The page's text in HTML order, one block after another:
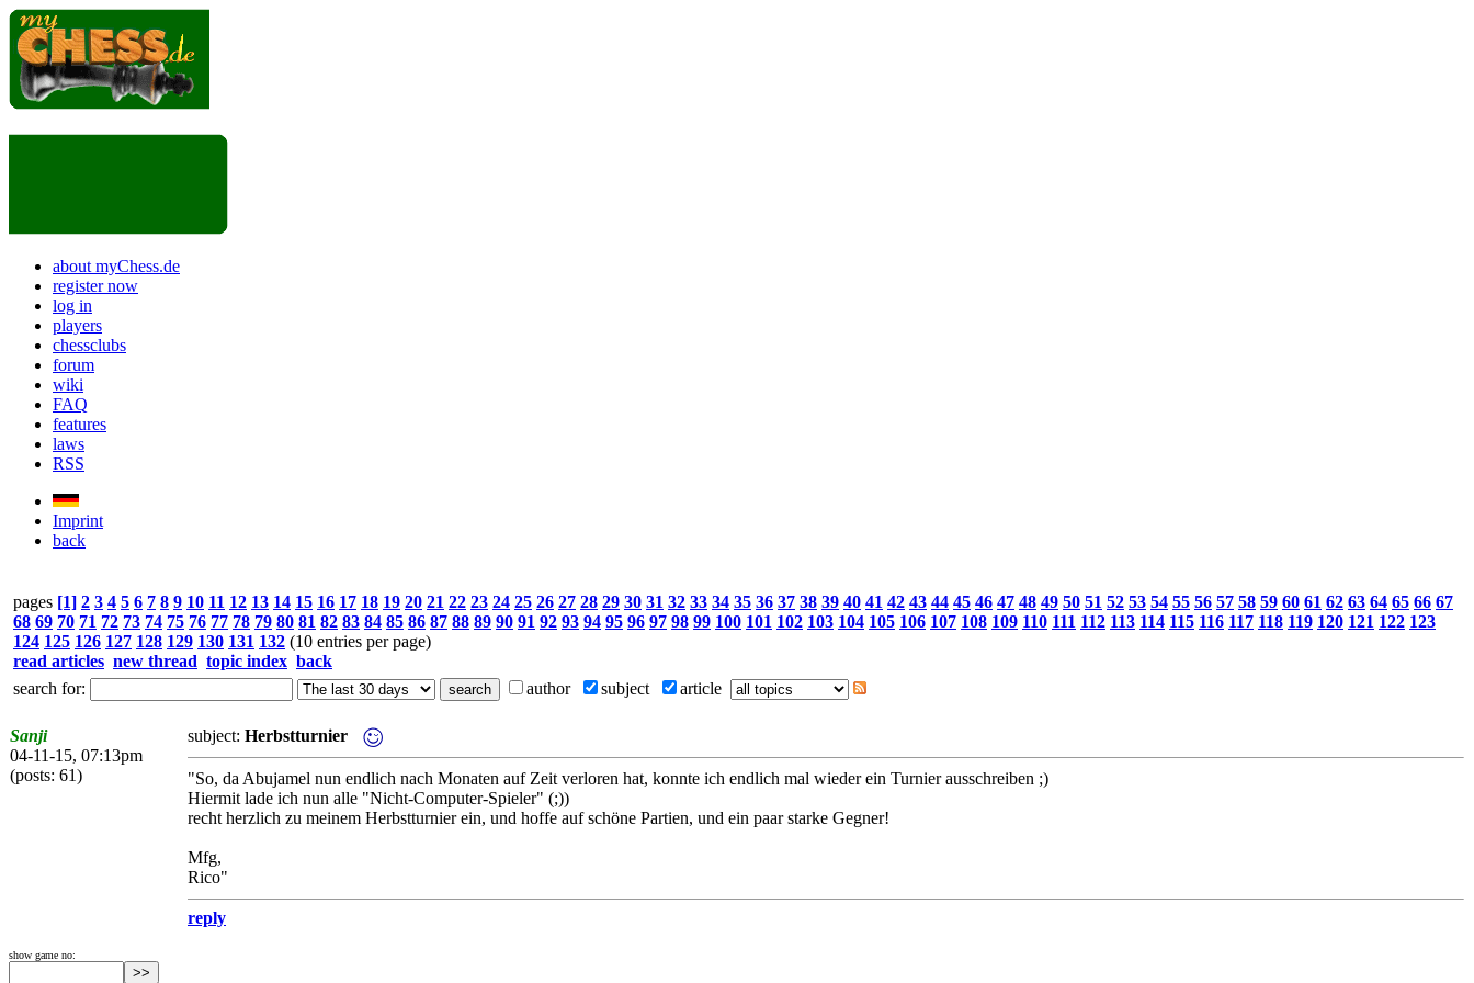
about myChess.de
register now
log in
players
chessclubs
forum
wiki
FAQ
features
laws
RSS
Imprint
back
pages [1] 2 3 4 5 6 7 8 9 10 11 12 13 14 15 16 17 18 19 20 21 22 23 24 25 26 27 28 29 30 31 32 33 34 35 36 37 38 39 40 41 42 43 44 45 46 47 48 49 50 51 52 53 54 55 56 57 58 59 60 61 62 63 64 65 66 67
68 69 70 71 72 73 74 75 76 77 78 79 80 81 82 83 84 85 86 87 88 89 90 91 92 93 94 95 96 97 98 99 100 101 102 103 104 105 106 107 108 109 110 111 112 113 114 115 116 117 118 119 120 121 122 123
124 125 126 127 128 129 130 131 132 (10 entries per page)
read articles new thread topic index back
search for:
author subject article
Sanji
04-11-15, 07:13pm
(posts: 61)
subject: Herbstturnier
"So, da Abujamel nun endlich nach Monaten auf Zeit verloren hat, konnte ich endlich mal wieder ein Turnier ausschreiben ;)
Hiermit lade ich nun alle "Nicht-Computer-Spieler" (;))
recht herzlich zu meinem Herbstturnier ein, und hoffe auf schöne Partien, und ein paar starke Gegner!
Mfg,
Rico"
reply
show game no: